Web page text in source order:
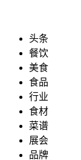
头条
餐饮
美食
食品
行业
食材
菜谱
展会
品牌